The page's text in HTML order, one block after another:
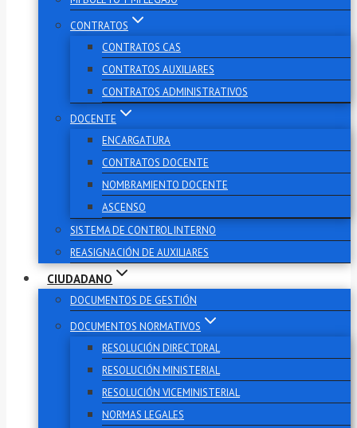
CONTRATOS
CONTRATOS CAS
CONTRATOS AUXILIARES
CONTRATOS ADMINISTRATIVOS
DOCENTE
ENCARGATURA
CONTRATOS DOCENTE
NOMBRAMIENTO DOCENTE
ASCENSO
SISTEMA DE CONTROL INTERNO
REASIGNACIÓN DE AUXILIARES
CIUDADANO
DOCUMENTOS DE GESTIÓN
DOCUMENTOS NORMATIVOS
RESOLUCIÓN DIRECTORAL
RESOLUCIÓN MINISTERIAL
RESOLUCIÓN VICEMINISTERIAL
NORMAS LEGALES